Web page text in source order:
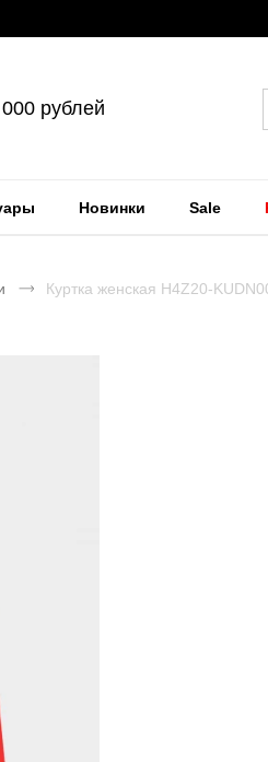
рублей
Новинки Sale
Куртка женская H4Z20-